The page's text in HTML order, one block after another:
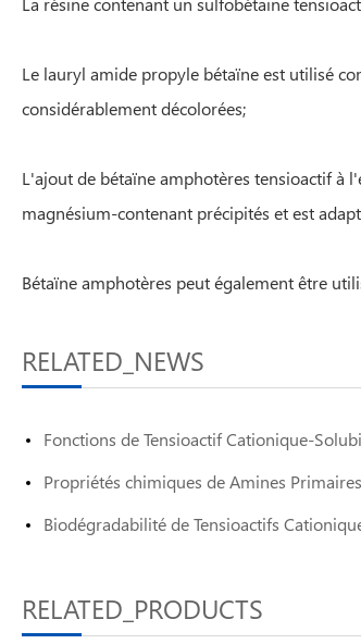
Le lauryl amide propyle bétaïne est utilisé
considérablement décolorées;
L'ajout de bétaïne amphotères tensioactif à
magnésium-contenant précipités et est
Bétaïne amphotères peut également être
RELATED_NEWS
Fonctions de Tensioactif Cationique-
Propriétés chimiques de Amines Primaires
Biodégradabilité de Tensioactifs
RELATED_PRODUCTS